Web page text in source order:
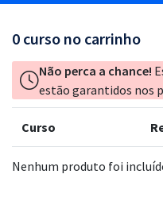
0 curso no carrinho
Não perca a chance!
estão garantidos nos
Curso
Nenhum produto foi